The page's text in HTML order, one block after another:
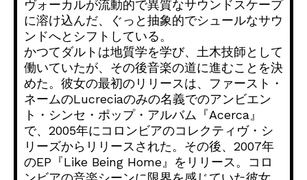
ヴォーカルが流動的で異質なサウンドスケープ
に溶け込んだ、ぐっと抽象的でシュールなサウ
ンドへとシフトしている。
かつてダルトは地質学を学び、土木技師として
働いていたが、 その後音楽の道に進むことを決
めた。彼女の最初のリリースは、 ファースト・
ネームのLucreciaのみの名義でのアンビエン
ト・シンセ・ ポップ・アルバム『Acerca』
で、 2005年にコロンビアのコレクティヴ・ シ
リーズからリリースされた。その後、2007年
のEP『Like Being Home』をリリース。 コロ